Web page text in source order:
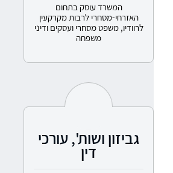
המשרד עוסק בתחום
האזרחי-מסחרי לרבות מקרקעין
לרוודיו, משפט מסחרי ועסקים ודיני
משפחה
גביזון ושות', עורכי
דין